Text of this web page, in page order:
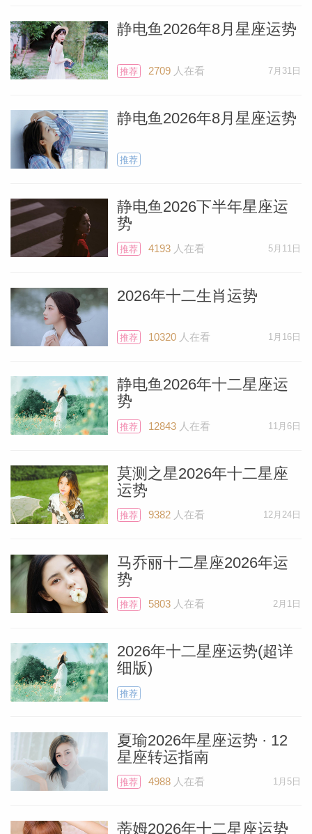
应的容许度范围内。在土星的影响下，你和
身边的人可能都会多一重阴沉和忧郁。如果
你重视的人批评了你，请虚心采纳意见、让
要被击垮。4月伊始，你有可能会感受到一
些沉重，不过几天之内就会消散，很快，你
就能重新找回自己的状态。
还是在4月第一周，从4月1日至10日，火星
仍然双鱼座行进。双鱼座在你的星盘上对应
第十一宫，具有极强的社交属性。因此朋友
可能会约你去各种聚会，而且最好要答应下
来。除了和朋友见面、叙旧，你也有可能去
参加业内的大型活动、研讨会和各类慈善性
间。
北京时间4月10日，火星进入白羊座，到了
喜欢独处，为新的一岁做准备。古代占星师
认为，这一阶段是重要的“锤炼”，你需要独
处并思考什么事情进展顺利、想要做哪些调
成这个过程能确保你在新的一岁里取得成
功。想一想，在明年生日来临之前，希望自
己可以实现哪些目标。
火星在白羊座会让你非常渴望独处，不过，
还有一群行星同在白羊座，与火星毗邻而
居。他们会让你更渴望独处——海王、水
日，新月出现在白羊座27°。
包括新月在内，白羊座的群星会敦促你隐匿
静电鱼2026年8月星座运势
推荐 2709人在看 7月31日
静电鱼2026年8月星座运势
推荐
静电鱼2026下半年星座运
势
推荐 4193人在看 5月11日
2026年十二生肖运势
推荐 10320人在看 1月16日
静电鱼2026年十二星座运
势
推荐 12843人在看 11月6日
莫测之星2026年十二星座
运势
推荐 9382人在看 12月24日
马乔丽十二星座2026年运
势
推荐 5803人在看 2月1日
2026年十二星座运势(超详
细版)
推荐
夏瑜2026年星座运势 · 12
星座转运指南
推荐 4988人在看 1月5日
蒂姆2026年十二星座运势